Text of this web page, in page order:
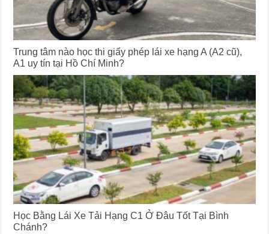
Trung tâm nào học thi giấy phép lái xe hạng A (A2 cũ),
A1 uy tín tại Hồ Chí Minh?
Học Bằng Lái Xe Tải Hạng C1 Ở Đâu Tốt Tại Bình
Chánh?